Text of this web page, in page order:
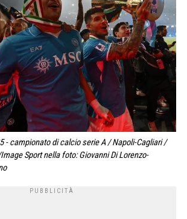
- campionato di calcio serie A / Napoli-Cagliari /
Sport nella foto: Giovanni Di Lorenzo-